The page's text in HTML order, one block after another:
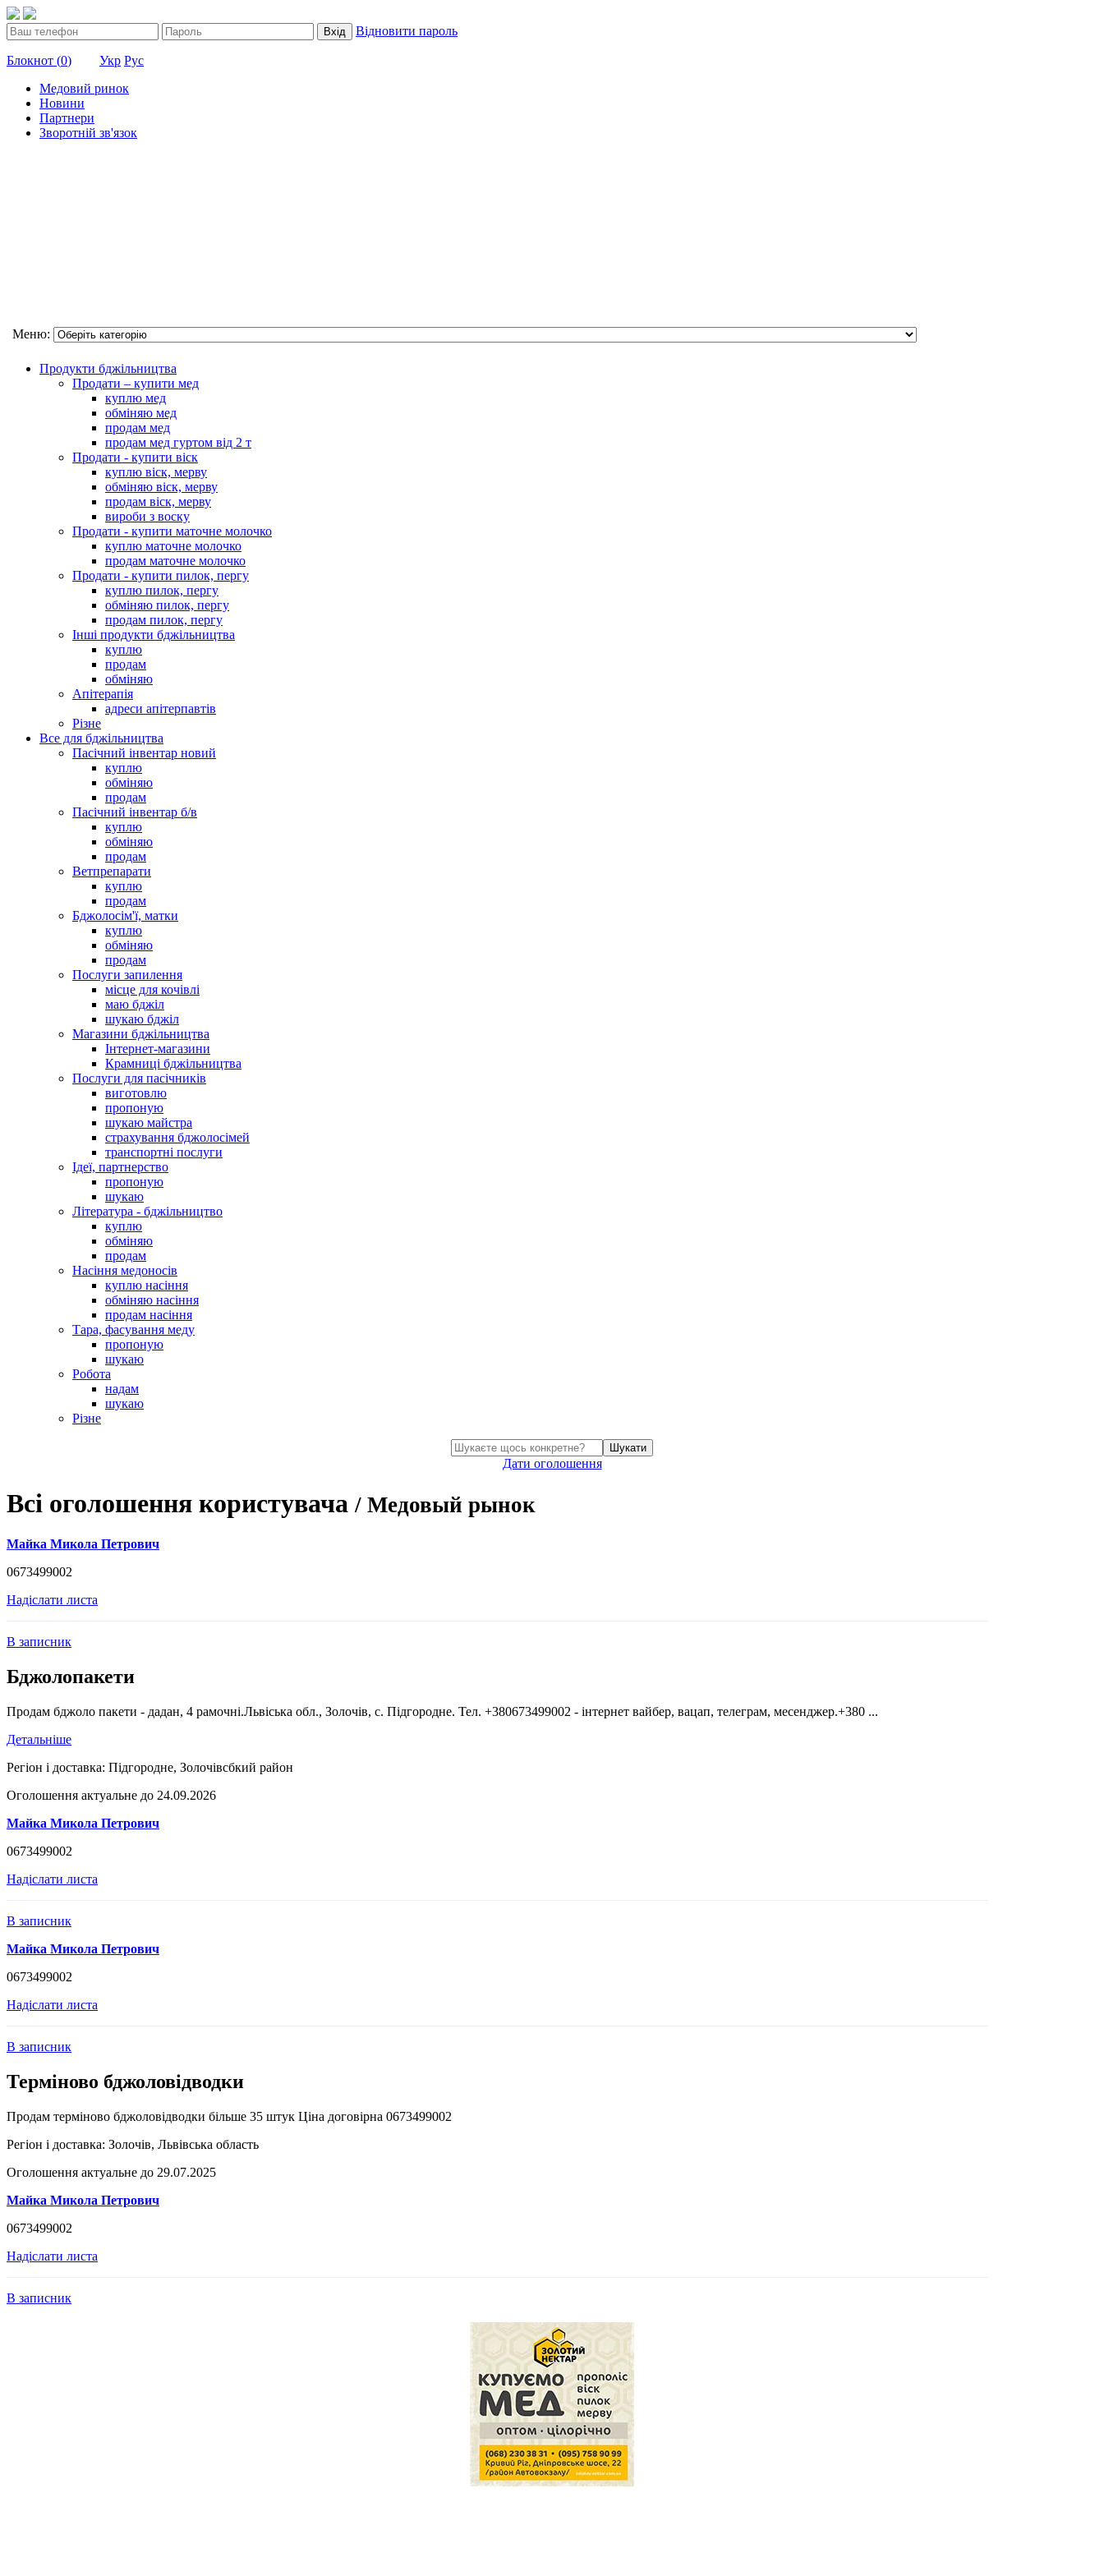
Вхід Відновити пароль
Блокнот (0) Укр Рус
Медовий ринок
Новини
Партнери
Зворотній зв'язок
Меню:
Продукти бджільництва
Продати – купити мед
куплю мед
обміняю мед
продам мед
продам мед гуртом від 2 т
Продати - купити віск
куплю віск, мерву
обміняю віск, мерву
продам віск, мерву
вироби з воску
Продати - купити маточне молочко
куплю маточне молочко
продам маточне молочко
Продати - купити пилок, пергу
куплю пилок, пергу
обміняю пилок, пергу
продам пилок, пергу
Інші продукти бджільництва
куплю
продам
обміняю
Апітерапія
адреси апітерпавтів
Різне
Все для бджільництва
Пасічний інвентар новий
куплю
обміняю
продам
Пасічний інвентар б/в
куплю
обміняю
продам
Ветпрепарати
куплю
продам
Бджолосім'ї, матки
куплю
обміняю
продам
Послуги запилення
місце для кочівлі
маю бджіл
шукаю бджіл
Магазини бджільництва
Інтернет-магазини
Крамниці бджільництва
Послуги для пасічників
виготовлю
пропоную
шукаю майстра
страхування бджолосімей
транспортні послуги
Ідеї, партнерство
пропоную
шукаю
Література - бджільництво
куплю
обміняю
продам
Насіння медоносів
куплю насіння
обміняю насіння
продам насіння
Тара, фасування меду
пропоную
шукаю
Робота
надам
шукаю
Різне
Шукати
Дати оголошення
Всі оголошення користувача/ Медовый рынок
Майка Микола Петрович
0673499002
Надіслати листа
В записник
Бджолопакети
Продам бджоло пакети - дадан, 4 рамочні.Львіська обл., Золочів, с. Підгородне. Тел. +380673499002 - інтернет вайбер, вацап, телеграм, месенджер.+380 ...
Детальніше
Регіон і доставка: Підгородне, Золочівсбкий район
Оголошення актуальне до 24.09.2026
Майка Микола Петрович
0673499002
Надіслати листа
В записник
Майка Микола Петрович
0673499002
Надіслати листа
В записник
Терміново бджоловідводки
Продам терміново бджоловідводки більше 35 штук Ціна договірна 0673499002
Регіон і доставка: Золочів, Львівська область
Оголошення актуальне до 29.07.2025
Майка Микола Петрович
0673499002
Надіслати листа
В записник